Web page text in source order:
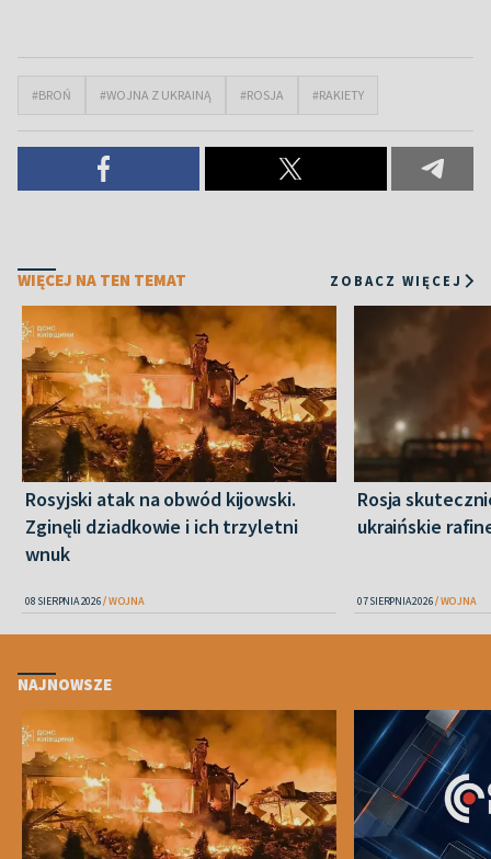
#BROŃ #WOJNA Z UKRAINĄ #ROSJA #RAKIETY
WIĘCEJ NA TEN TEMAT ZOBACZ WIĘCEJ
Rosyjski atak na obwód kijowski.
Zginęli dziadkowie i ich trzyletni
wnuk
08 SIERPNIA 2026 WOJNA
Rosja
ukraińskie
07 SIERPNIA 2026 WOJNA
NAJNOWSZE